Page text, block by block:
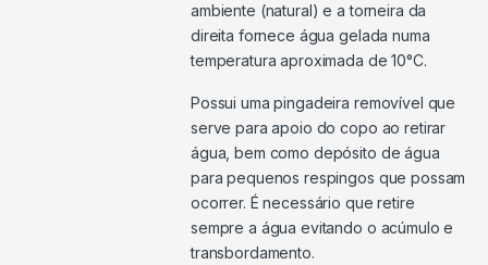
ambiente (natural) e a torneira da
direita fornece água gelada numa
temperatura aproximada de 10°C.
Possui uma pingadeira removível que
serve para apoio do copo ao retirar
água, bem como depósito de água
para pequenos respingos que possam
ocorrer. É necessário que retire
sempre a água evitando o acúmulo e
transbordamento.